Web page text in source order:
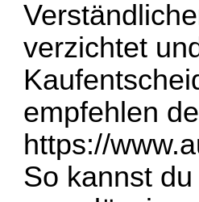
verzichtet
empfehlen
https://
So kannst